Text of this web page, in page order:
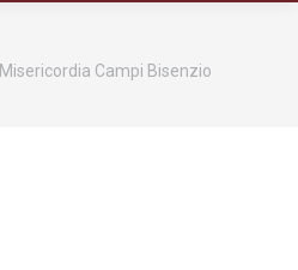
Misericordia Campi Bisenzio